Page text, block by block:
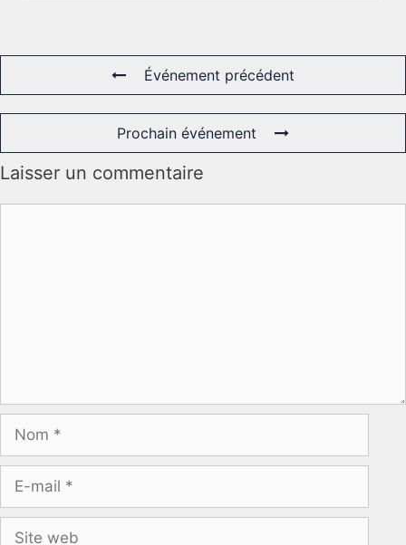
Événement précédent
Prochain événement
Laisser un commentaire